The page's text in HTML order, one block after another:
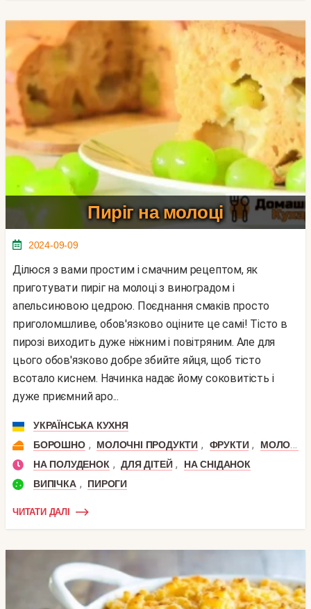
Пиріг на молоці
2024-09-09
Ділюся з вами простим і смачним рецептом, як
приготувати пиріг на молоці з виноградом і
апельсиновою цедрою. Поєднання смаків просто
приголомшливе, обов'язково оціните це самі! Тісто в
пирозі виходить дуже ніжним і повітряним. Але для
цього обов'язково добре збийте яйця, щоб тісто
всотало киснем. Начинка надає йому соковитість і
дуже приємний аро...
УКРАЇНСЬКА КУХНЯ
БОРОШНО , МОЛОЧНІ ПРОДУКТИ , ФРУКТИ , МОЛОКО
НА ПОЛУДЕНОК , ДЛЯ ДІТЕЙ ,
НА СНІДАНОК
ВИПІЧКА , ПИРОГИ
ЧИТАТИ ДАЛІ